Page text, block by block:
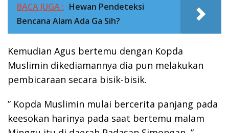
BACA JUGA : Hewan Pendeteksi
Bencana Alam Ada Ga Sih?
Kemudian Agus bertemu dengan Kopda
Muslimin dikediamannya dia pun melakukan
pembicaraan secara bisik-bisik.
” Kopda Muslimin mulai bercerita panjang pada
keesokan harinya pada saat bertemu malam